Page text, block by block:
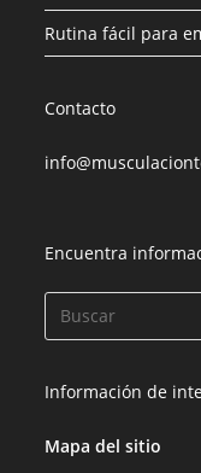
Rutina fácil para
Contacto
Encuentra
Información de
Mapa del sitio